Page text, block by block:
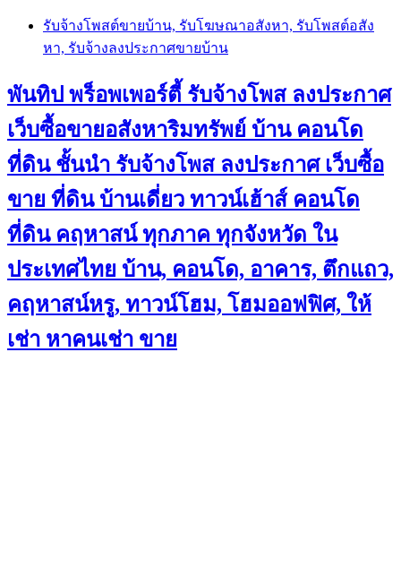
Skip
content
รับจ้างโพสต์ขายบ้าน, รับโฆษณาอสังหา, รับโพสต์อสัง
หา, รับจ้างลงประกาศขายบ้าน
พันทิป พร็อพเพอร์ตี้ รับจ้างโพส ลงประกาศ
เว็บซื้อขายอสังหาริมทรัพย์ บ้าน คอนโด
ที่ดิน ชั้นนำ รับจ้างโพส ลงประกาศ เว็บซื้อ
ขาย ที่ดิน บ้านเดี่ยว ทาวน์เฮ้าส์ คอนโด
ที่ดิน คฤหาสน์ ทุกภาค ทุกจังหวัด ใน
ประเทศไทย บ้าน, คอนโด, อาคาร, ตึกแถว,
คฤหาสน์หรู, ทาวน์โฮม, โฮมออฟฟิศ, ให้
เช่า หาคนเช่า ขาย